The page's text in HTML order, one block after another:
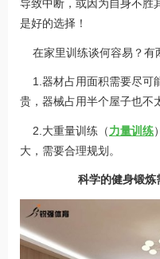
导致中断，或因为自身不胜
是好的选择！
在家里训练谈何容易？有
1.器材占用面积需要尽可
贵，器械占用半个屋子也不
2.大重量训练（力量训练
大，需要合理规划。
科学的健身锻炼